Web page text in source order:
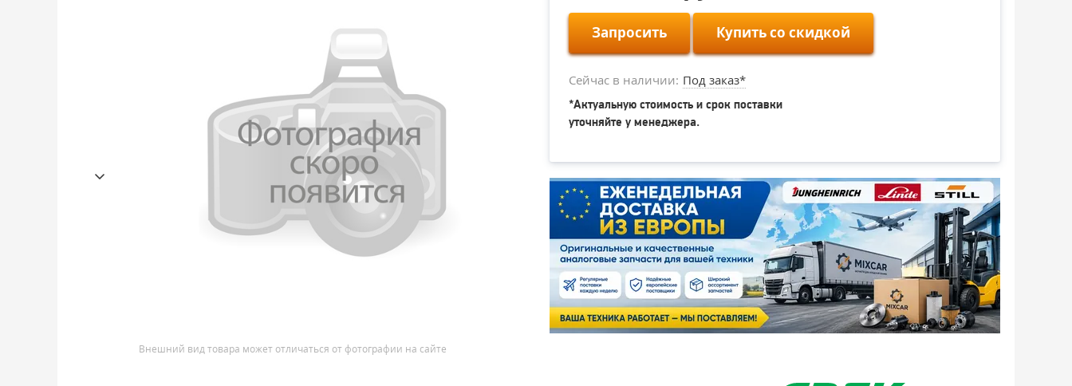
Внешний вид товара может отличаться от фотографии на сайте
Запросить Купить со скидкой
Сейчас в наличии: Под заказ*
*Актуальную стоимость и срок поставки
уточняйте у менеджера.